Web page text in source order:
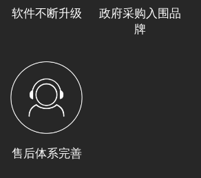
软件不断升级
政府采购入围品
牌
售后体系完善